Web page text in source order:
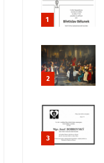
1
2
3